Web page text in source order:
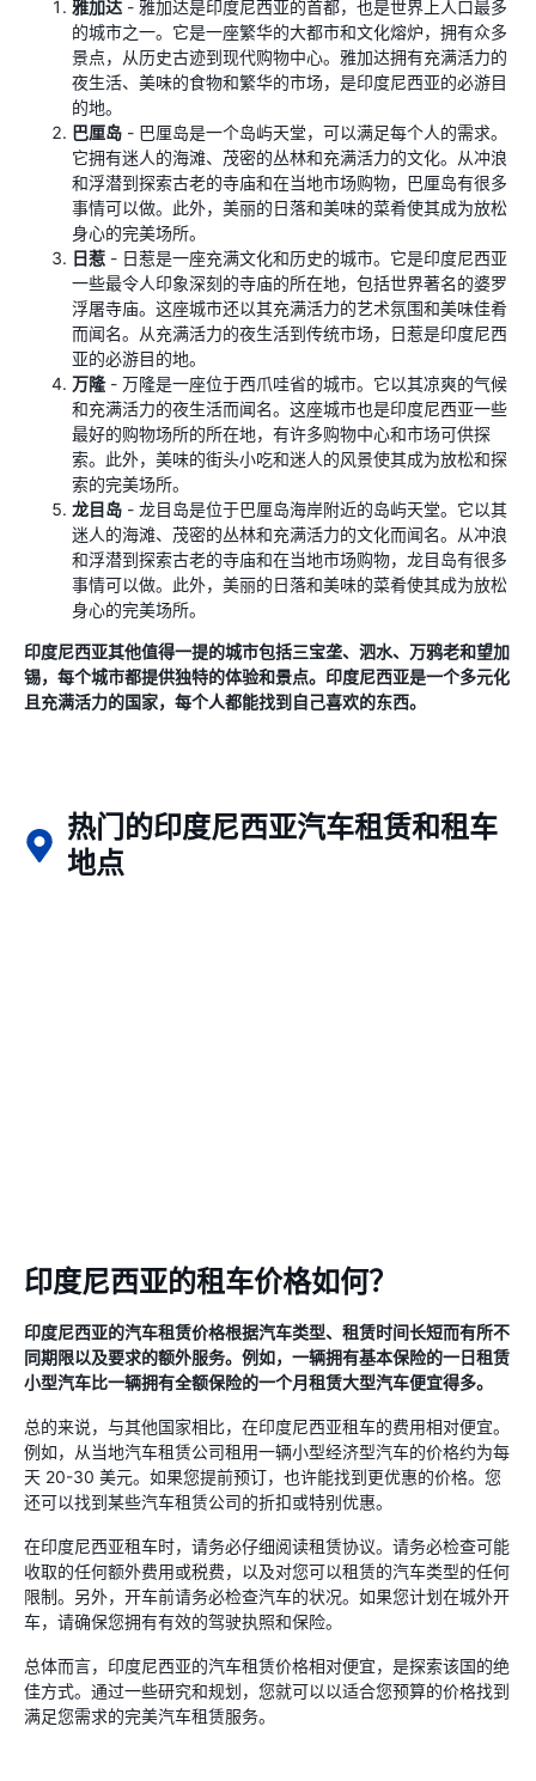
雅加达 - 雅加达是印度尼西亚的首都，也是世界上人口最多
的城市之一。它是一座繁华的大都市和文化熔炉，拥有众多
景点，从历史古迹到现代购物中心。雅加达拥有充满活力的
夜生活、美味的食物和繁华的市场，是印度尼西亚的必游目
的地。
巴厘岛 - 巴厘岛是一个岛屿天堂，可以满足每个人的需求。
它拥有迷人的海滩、茂密的丛林和充满活力的文化。从冲浪
和浮潜到探索古老的寺庙和在当地市场购物，巴厘岛有很多
事情可以做。此外，美丽的日落和美味的菜肴使其成为放松
身心的完美场所。
日惹 - 日惹是一座充满文化和历史的城市。它是印度尼西亚
一些最令人印象深刻的寺庙的所在地，包括世界著名的婆罗
浮屠寺庙。这座城市还以其充满活力的艺术氛围和美味佳肴
而闻名。从充满活力的夜生活到传统市场，日惹是印度尼西
亚的必游目的地。
万隆- 万隆是一座位于西爪哇省的城市。它以其凉爽的气候
和充满活力的夜生活而闻名。这座城市也是印度尼西亚一些
最好的购物场所的所在地，有许多购物中心和市场可供探
索。此外，美味的街头小吃和迷人的风景使其成为放松和探
索的完美场所。
龙目岛 - 龙目岛是位于巴厘岛海岸附近的岛屿天堂。它以其
迷人的海滩、茂密的丛林和充满活力的文化而闻名。从冲浪
和浮潜到探索古老的寺庙和在当地市场购物，龙目岛有很多
事情可以做。此外，美丽的日落和美味的菜肴使其成为放松
身心的完美场所。
印度尼西亚其他值得一提的城市包括三宝垄、泗水、万鸦老和望加
锡，每个城市都提供独特的体验和景点。印度尼西亚是一个多元化
且充满活力的国家，每个人都能找到自己喜欢的东西。
热门的印度尼西亚汽车租赁和租车
地点
印度尼西亚的租车价格如何？
印度尼西亚的汽车租赁价格根据汽车类型、租赁时间长短而有所不
同期限以及要求的额外服务。例如，一辆拥有基本保险的一日租赁
小型汽车比一辆拥有全额保险的一个月租赁大型汽车便宜得多。
总的来说，与其他国家相比，在印度尼西亚租车的费用相对便宜。
例如，从当地汽车租赁公司租用一辆小型经济型汽车的价格约为每
天 20-30 美元。如果您提前预订，也许能找到更优惠的价格。您
还可以找到某些汽车租赁公司的折扣或特别优惠。
在印度尼西亚租车时，请务必仔细阅读租赁协议。请务必检查可能
收取的任何额外费用或税费，以及对您可以租赁的汽车类型的任何
限制。另外，开车前请务必检查汽车的状况。如果您计划在城外开
车，请确保您拥有有效的驾驶执照和保险。
总体而言，印度尼西亚的汽车租赁价格相对便宜，是探索该国的绝
佳方式。通过一些研究和规划，您就可以以适合您预算的价格找到
满足您需求的完美汽车租赁服务。